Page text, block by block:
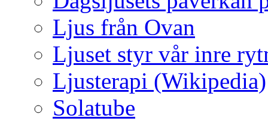
Ljus från Ovan
Ljuset styr vår inre
Ljusterapi (Wikipedia)
Solatube